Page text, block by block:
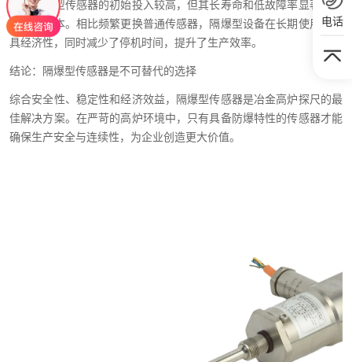
虽然隔爆型传感器的初始投入较高，但其长寿命和低故障率显著降低
了维护成本。相比频繁更换普通传感器，隔爆型设备在长期使用中更
具经济性，同时减少了停机时间，提升了生产效率。
结论：隔爆型传感器是不可替代的选择
综合安全性、稳定性和经济效益，隔爆型传感器是冶金高炉探尺的最
佳解决方案。在严苛的高炉环境中，只有具备防爆特性的传感器才能
确保生产安全与连续性，为企业创造更大价值。
电话